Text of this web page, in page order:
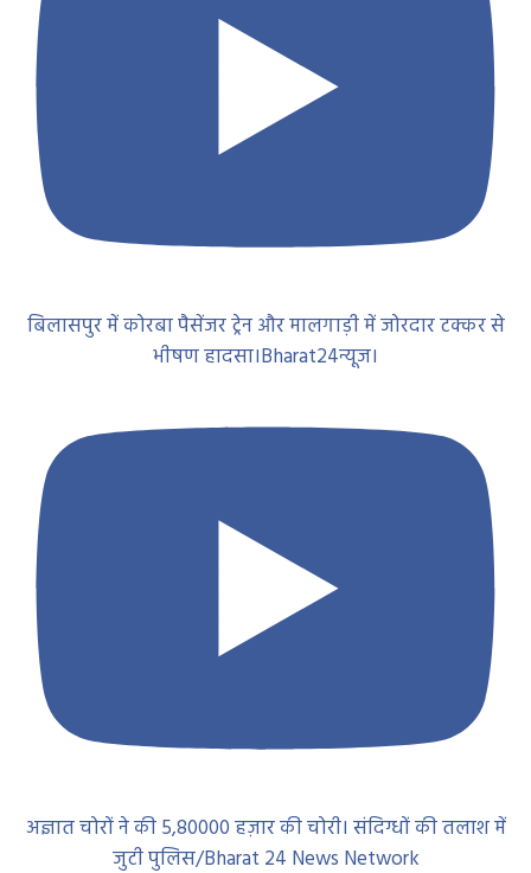
बिलासपुर में कोरबा पैसेंजर ट्रेन और मालगाड़ी में जोरदार टक्कर से
भीषण हादसा।Bharat24न्यूज।
अज्ञात चोरों ने की 5,80000 हज़ार की चोरी। संदिग्धों की तलाश में
जुटी पुलिस/Bharat 24 News Network